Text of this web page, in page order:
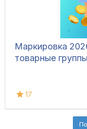
Маркировка
товарные
17